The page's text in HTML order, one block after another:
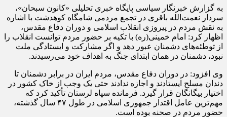
به گزارش خبرنگار سیاسی پایگاه خبری تحلیلی «کانون سبحان»،
سردار نعمت‌الله باقری در تجمع مردمی شامگاه کوهدشت با اشاره
به نقش مردم در پیروزی انقلاب اسلامی و دوران دفاع مقدس،
اظهار کرد: امام خمینی(ره) با تکیه بر حضور مردم توانست انقلاب را
از توطئه‌های دشمنان عبور دهد و اگر مشارکت و ایستادگی ملت
نبود، دشمنان در همان ابتدای جنگ به اهداف خود می‌رسیدند.
وی افزود: در دوران دفاع مقدس، مردم ایران در برابر دشمنان تا
دندان مسلح ایستادند و اجازه ندادند حتی یک وجب از خاک کشور در
اختیار بیگانگان قرار گیرد. فرمانده سپاه لرستان تأکید کرد که
مهم‌ترین عامل اقتدار جمهوری اسلامی در طول ۴۷ سال گذشته،
حضور مردم در صحنه بوده است.